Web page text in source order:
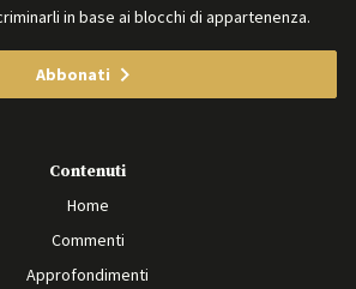
in base ai blocchi di appartenenza.
Abbonati
Contenuti
Home
Commenti
Approfondimenti